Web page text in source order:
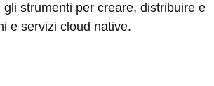
strumenti per creare, distribuire e
e servizi cloud native.